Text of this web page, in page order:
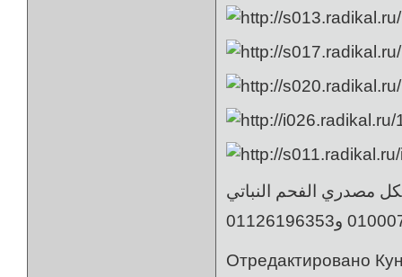
مصدري الفحم النباتي
Отредактировано